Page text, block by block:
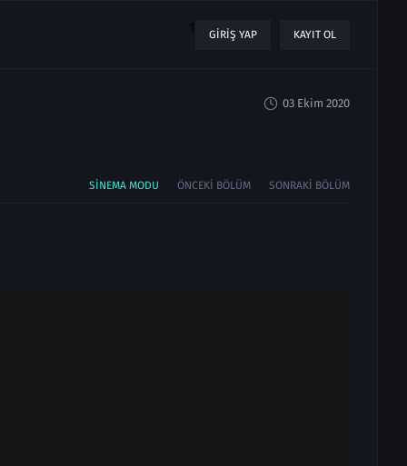
1 GIRIŞ YAP KAYIT OL
03 Ekim 2020
SINEMA MODU ÖNCEKI BÖLÜM SONRAKI BÖLÜM